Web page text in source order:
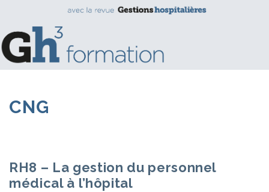
CNG
RH8 – La gestion du personnel
médical à l’hôpital